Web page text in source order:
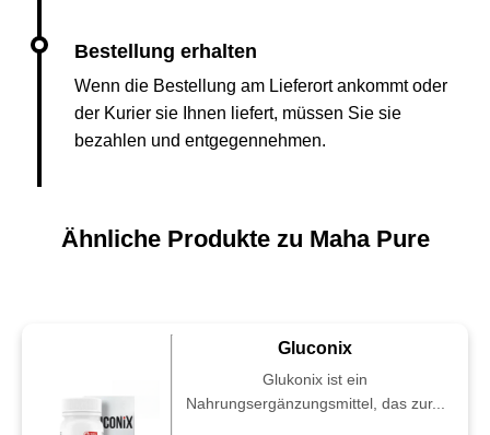
Wenn die Bestellung am Lieferort ankommt oder
der Kurier sie Ihnen liefert, müssen Sie sie
bezahlen und entgegennehmen.
Ähnliche Produkte zu Maha Pure
Gluconix
Glukonix ist ein
Nahrungsergänzungsmittel, das zur...